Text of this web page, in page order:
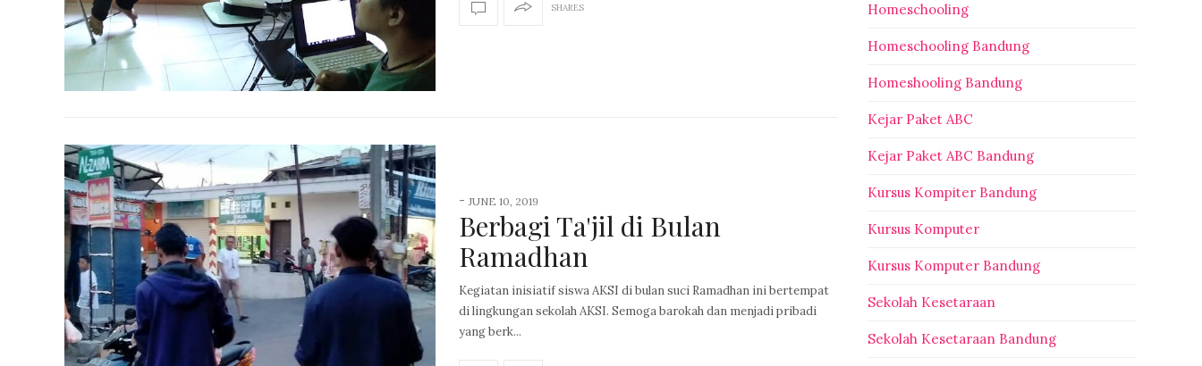
SHARES
-JUNE 10, 2019
Berbagi Ta'jil di Bulan
Ramadhan
Kegiatan inisiatif siswa AKSI di bulan suci Ramadhan ini bertempat
di lingkungan sekolah AKSI. Semoga barokah dan menjadi pribadi
yang berk...
Homeschooling
Homeschooling Bandung
Homeshooling Bandung
Kejar Paket ABC
Kejar Paket ABC Bandung
Kursus Kompiter Bandung
Kursus Komputer
Kursus Komputer Bandung
Sekolah Kesetaraan
Sekolah Kesetaraan Bandung